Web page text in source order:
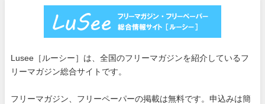
Lusee［ルーシー］は、全国のフリーマガジンを紹介しているフ
リーマガジン総合サイトです。
フリーマガジン、フリーペーパーの掲載は無料です。申込みは簡